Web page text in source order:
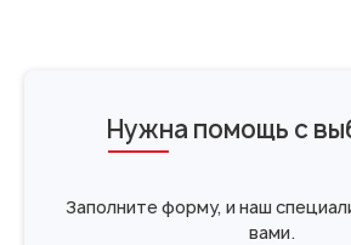
Нужна помощь с
Заполните форму, и наш
вами.